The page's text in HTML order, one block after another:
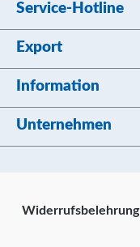
Service-Hotline
Export
Information
Unternehmen
Widerrufsbelehrung